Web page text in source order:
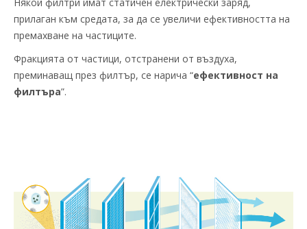
Някои филтри имат статичен електрически заряд,
прилаган към средата, за да се увеличи ефективността на
премахване на частиците.
Фракцията от частици, отстранени от въздуха,
преминаващ през филтър, се нарича “ефективност на
филтъра”.